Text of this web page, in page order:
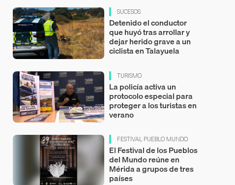
SUCESOS
Detenido el conductor
que huyó tras arrollar y
dejar herido grave a un
ciclista en Talayuela
TURISMO
La policía activa un
protocolo especial para
proteger a los turistas en
verano
FESTIVAL PUEBLO MUNDO
El Festival de los Pueblos
del Mundo reúne en
Mérida a grupos de tres
países